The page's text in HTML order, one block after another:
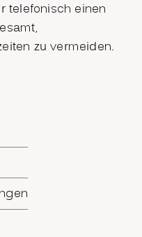
telefonisch einen
zu vermeiden.